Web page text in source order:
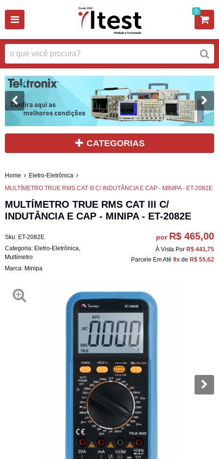
0
CATEGORIAS
Home
Eletro-Eletrônica
MULTÍMETRO TRUE RMS CAT III C/ INDUTÂNCIA E CAP - MINIPA - ET-2082E
MULTÍMETRO TRUE RMS CAT III C/
INDUTÂNCIA E CAP - MINIPA - ET-2082E
Sku: ET-2082E
Categoria: Eletro-Eletrônica,
Multímetro
Marca: Minipa
por R$ 465,00
À Vista Por R$ 441,75
Parcele Em Até 9x de R$ 55,62